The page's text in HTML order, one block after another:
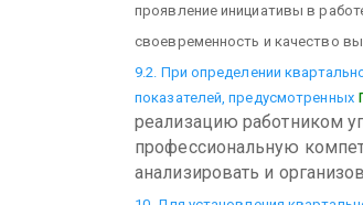
проявление инициативы в
своевременность и качество
9.2. При определении
показателей, предусмотренных
реализацию работником
профессиональную
анализировать и